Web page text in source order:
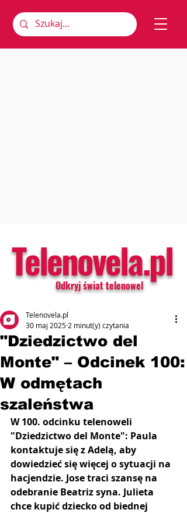
Telenovela.pl
Odkryj świat telenowel
"Dziedzictwo del
Monte" – Odcinek 100:
W odmętach
szaleństwa
Telenovela.pl
30 maj 2025 2 minut(y) czytania
W 100. odcinku telenoweli
"Dziedzictwo del Monte": Paula
kontaktuje się z Adelą, aby
dowiedzieć się więcej o sytuacji na
hacjendzie. Jose traci szansę na
odebranie Beatriz syna. Julieta
chce kupić dziecko od biednej